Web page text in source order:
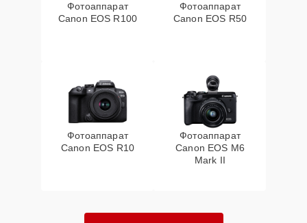
Фотоаппарат
Canon EOS R100
Фотоаппарат
Canon EOS R50
Фотоаппарат
Canon EOS R10
Фотоаппарат
Canon EOS M6
Mark II